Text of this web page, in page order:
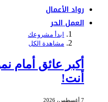
رواد الأعمال
العمل الحر
ابدأ مشروعك
مشاهدة الكل
أكبر عائق أمام
أنت!
7 أغسطس، 2026